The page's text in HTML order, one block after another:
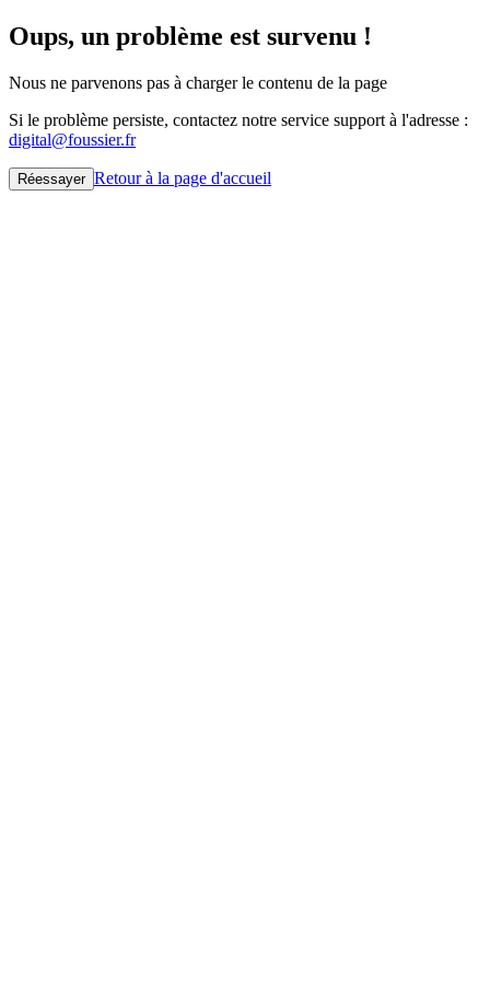
Oups, un problème est survenu !
Nous ne parvenons pas à charger le contenu de la page
Si le problème persiste, contactez notre service support à l'adresse :
digital@foussier.fr
Réessayer Retour à la page d'accueil